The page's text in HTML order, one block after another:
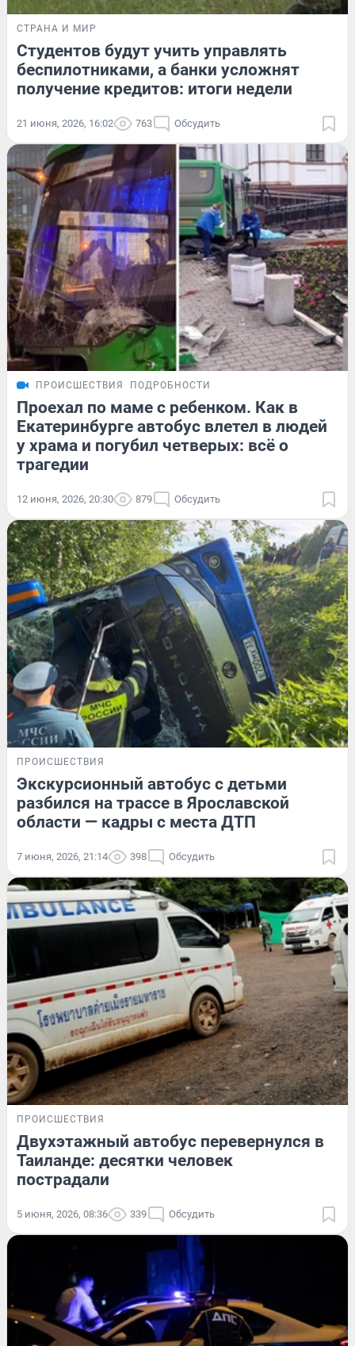
СТРАНА И МИР
Студентов будут учить управлять
беспилотниками, а банки усложнят
получение кредитов: итоги недели
21 июня, 2026, 16:02 763 Обсудить
ПРОИСШЕСТВИЯ ПОДРОБНОСТИ
Проехал по маме с ребенком. Как в
Екатеринбурге автобус влетел в людей
у храма и погубил четверых: всё о
трагедии
12 июня, 2026, 20:30 879 Обсудить
ПРОИСШЕСТВИЯ
Экскурсионный автобус с детьми
разбился на трассе в Ярославской
области — кадры с места ДТП
7 июня, 2026, 21:14 398 Обсудить
ПРОИСШЕСТВИЯ
Двухэтажный автобус перевернулся в
Таиланде: десятки человек
пострадали
5 июня, 2026, 08:36 339 Обсудить